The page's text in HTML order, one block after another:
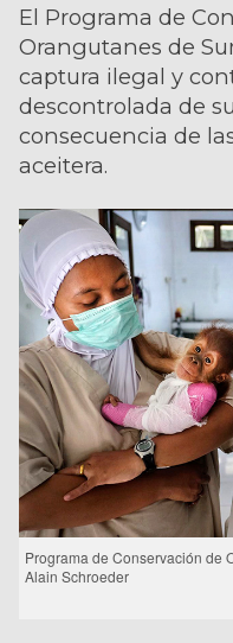
El Programa de
Orangutanes de
captura ilegal y
descontrolada de
consecuencia de
aceitera.
Programa de Conservación de
Alain Schroeder